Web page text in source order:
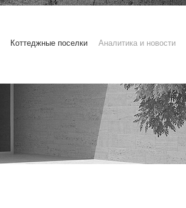
Коттеджные поселки Аналитика и новости